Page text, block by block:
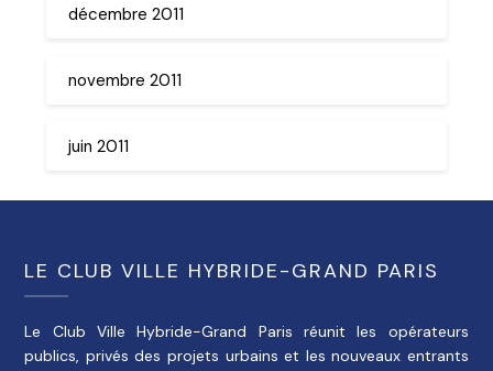
décembre 2011
novembre 2011
juin 2011
LE CLUB VILLE HYBRIDE-GRAND PARIS
Le Club Ville Hybride-Grand Paris réunit les opérateurs
publics, privés des projets urbains et les nouveaux entrants